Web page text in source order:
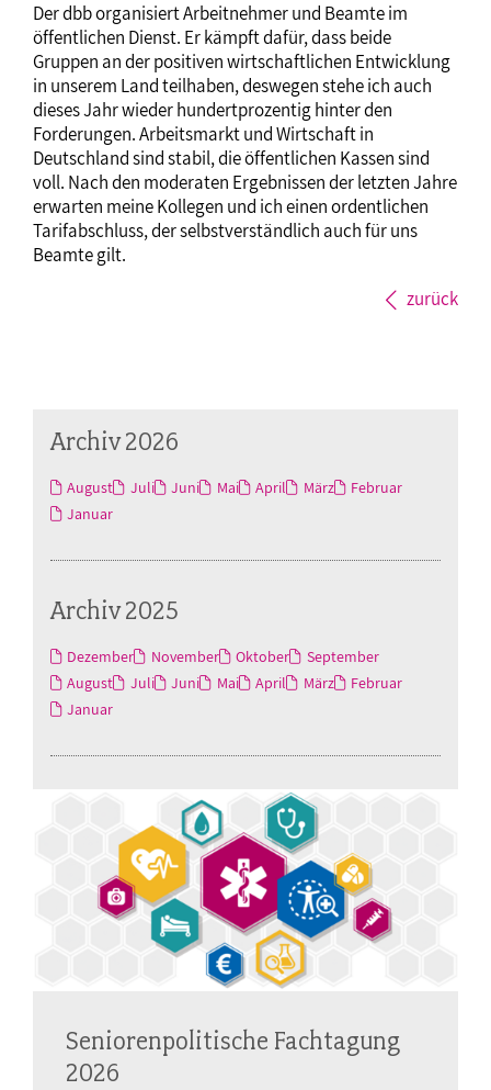
Der dbb organisiert Arbeitnehmer und Beamte im
öffentlichen Dienst. Er kämpft dafür, dass beide
Gruppen an der positiven wirtschaftlichen Entwicklung
in unserem Land teilhaben, deswegen stehe ich auch
dieses Jahr wieder hundertprozentig hinter den
Forderungen. Arbeitsmarkt und Wirtschaft in
Deutschland sind stabil, die öffentlichen Kassen sind
voll. Nach den moderaten Ergebnissen der letzten Jahre
erwarten meine Kollegen und ich einen ordentlichen
Tarifabschluss, der selbstverständlich auch für uns
Beamte gilt.
zurück
Archiv 2026
August Juli Juni Mai April März
Februar
Januar
Archiv 2025
Dezember November Oktober
September
August
Juli Juni Mai April März
Februar
Januar
Seniorenpolitische Fachtagung
2026